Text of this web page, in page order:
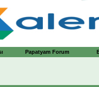
Papatyam Forum